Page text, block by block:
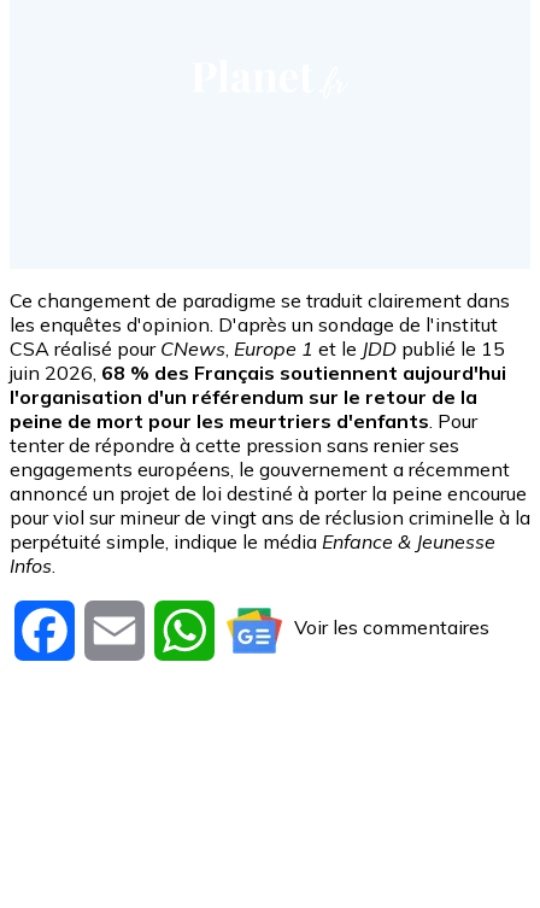
Ce changement de paradigme se traduit clairement dans
les enquêtes d'opinion. D'après un sondage de l'institut
CSA réalisé pour CNews, Europe 1 et le JDD publié le 15
juin 2026, 68 % des Français soutiennent aujourd'hui
l'organisation d'un référendum sur le retour de la
peine de mort pour les meurtriers d'enfants. Pour
tenter de répondre à cette pression sans renier ses
engagements européens, le gouvernement a récemment
annoncé un projet de loi destiné à porter la peine encourue
pour viol sur mineur de vingt ans de réclusion criminelle à la
perpétuité simple, indique le média Enfance & Jeunesse
Infos.
Facebook Email WhatsAppVoir les commentaires